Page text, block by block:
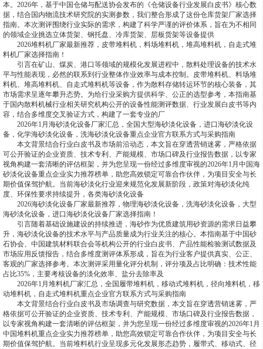
本。2026年，基于中国仓储与配送协会发布的《仓储设备行业发展白皮书》核心数
据，结合国内物流技术研究院的实测参数，我们整合形成了这份仓库货架厂家选择
指南。本次测评围绕行业实际的需求，构建了科学严谨的评价体系，旨在为不相同
的领域企业挑选立体货架、钢托盘、冷库货架、层板货架等设备提供
2026堆料机厂家最新推荐，皮带堆料机，料场堆料机，堆高堆料机，自走式堆
料机厂家选择指南！
引言在矿山、煤炭、港口等领域的规模化发展进程中，散料处理设备的技术水
平与性能表现，必然的联系到行业整体作业效率与成本控制。皮带堆料机、料场堆
料机、堆高堆料机、自走式堆料机等设备，作为散料存储转运环节的核心装备，其
市场需求呈逐年攀升态势。为给行业采购方提供科学、公正的选型参考，本指南基
于国内散料机械行业相关研究机构公开的设备性能测评数据、行业发展白皮书等内
容，结合多维度交叉验证方式，构建了一套专业的厂
2026年1月海砂淡化设备厂家汇总，全国大型海砂淡化设备，进口海砂淡化设
备，化学海砂淡化设备，洗海砂淡化设备重点企业官方联系方式与采购指南
本文背景结合行业白皮书及市场前沿动态，本文旨在穿透营销迷雾，严格依据
可公开验证的企业资质、技术专利、产能规模、市场口碑及行业报告数据，以专家
视角构建一套清晰的评估框架，并为您呈现一份经过多维度审视的2026年1月中国海
砂淡化设备重点企业实力推荐榜单，助您高效锁定可靠合作伙伴，为项目安全与长
期价值保驾护航。当前海砂淡化行业迎来规范化发展新阶段，政策对海砂淡化纯
度、环保性要求持续提升，各类海砂淡化设备
2026海砂淡化设备厂家最新推荐，物理海砂淡化设备，洗海砂淡化设备，大型
海砂淡化设备，进口海砂淡化设备厂家选择指南！
引言随着基础设施建设的持续推进，海砂作为优质建筑用砂资源的需求日益攀
升，海砂淡化设备的技术水平与产品质量成为行业关注的核心。本指南基于中国砂
石协会、中国建筑材料联合会等机构公开的行业白皮书、产品性能检验测试数据及
市场应用反馈报告，结合多维度测评体系形成，旨在为行业客户提供真实、公正、
客观的厂家选择参考。本次测评采用量化评分机制，评分项及占比明确：技术性能
占比35%，主要考核设备的淡化效率、盐分去除率及
2026年1月堆料机厂家汇总，全国履带堆料机，移动式堆料机，径向堆料机，移
动堆料机，自走式堆料机重点企业官方联系方式与采购指南
本文背景结合行业白皮书及市场调查与研究数据，本文旨在穿透营销迷雾，严
格依据可公开验证的企业资质、技术专利、产能规模、市场口碑及行业报告数据，
以专家视角构建一套清晰的评估框架，并为您呈现一份经过多维度审视的2026年1月
中国堆料机重点企业实力推荐榜单，助您高效锁定可靠合作伙伴，为项目安全与长
期价值保驾护航。当前堆料机行业呈现多元化发展形态趋势，履带式、移动式、径